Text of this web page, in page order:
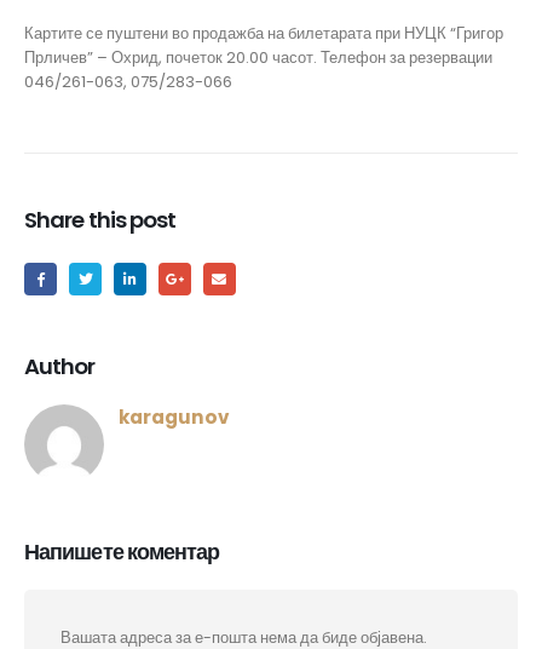
Картите се пуштени во продажба на билетарата при НУЦК “Григор
Прличев” – Охрид, почеток 20.00 часот. Телефон за резервации
046/261-063, 075/283-066
Share this post
Author
karagunov
Напишете коментар
Вашата адреса за е-пошта нема да биде објавена.